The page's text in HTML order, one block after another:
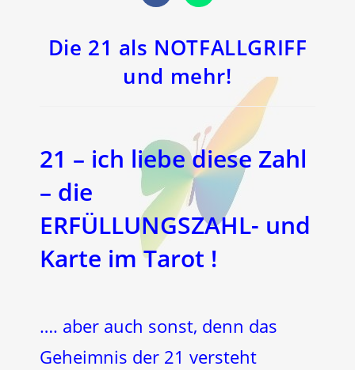
in
Fenster
in
Fenster
Die 21 als NOTFALLGRIFF
und mehr!
21 – ich liebe diese Zahl
– die
ERFÜLLUNGSZAHL- und
Karte im Tarot !
…. aber auch sonst, denn das
Geheimnis der 21 versteht